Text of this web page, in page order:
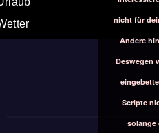
nicht für
Andere
Deswegen
Scripte
solange